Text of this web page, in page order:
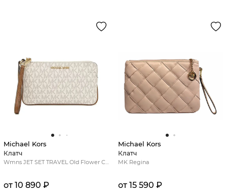
Michael Kors
Клатч
Wmns JET SET TRAVEL Old Flower Clutch Bag Large Beige
от 10 890 ₽
Michael Kors
Клатч
MK Regina
от 15 590 ₽